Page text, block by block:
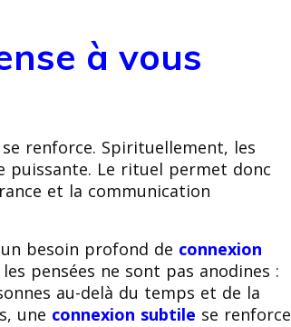
à vous
renforce. Spirituellement, les
puissante. Le rituel permet donc
et la communication
besoin profond de connexion
pensées ne sont pas anodines :
au-delà du temps et de la
une connexion subtile se renforce